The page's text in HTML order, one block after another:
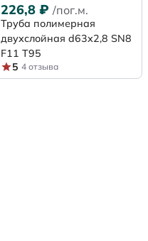
226,8 ₽ /пог.м.
Труба полимерная
двухслойная d63х2,8 SN8
F11 Т95
5 4 отзыва